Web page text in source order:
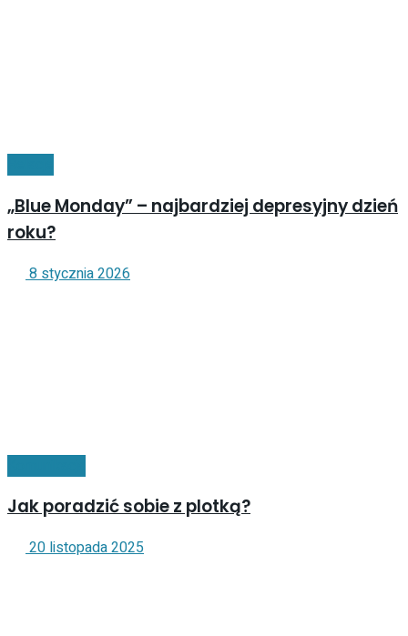
„Blue Monday” – najbardziej depresyjny dzień
roku?
8 stycznia 2026
Jak poradzić sobie z plotką?
20 listopada 2025